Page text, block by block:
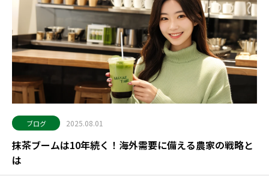
ブログ 2025.08.01
抹茶ブームは10年続く！海外需要に備える農家の戦略と
は